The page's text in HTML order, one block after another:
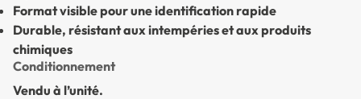
Format visible pour une identification rapide
Durable, résistant aux intempéries et aux produits
chimiques
Conditionnement
Vendu à l’unité.